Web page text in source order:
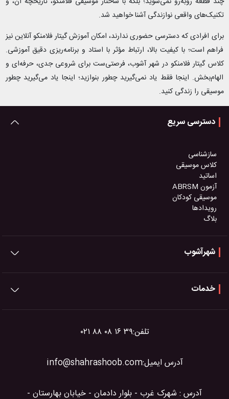
تکنیک‌های واقعی نوازندگی آشنا خواهید شد.
برای افرادی که دسترسی حضوری ندارند، امکان آموزش گیتار فلامنکو آنلاین نیز
فراهم است؛ با کیفیت بالا، ارتباط مؤثر با استاد و برنامه‌ریزی دقیق آموزشی.
کلاس گیتار فلامنکو در شهر آشوب، فرصتی‌ست برای شروعی جدی، حرفه‌ای و
الهام‌بخش. اینجا فقط یاد نمی‌گیرید چطور بنوازید؛ اینجا یاد می‌گیرید چطور
موسیقی را زندگی کنید.
تلفن:۰۲۱ ۸۸ ۰۸ ۱۶ ۳۹
آدرس ایمیل:info@shahrashoob.com
آدرس : شهرک غرب - بلوار دادمان - خیابان بهارستان -
دسترسی سریع
سازشناسی
کلاس موسیقی
اساتید
آزمون ABRSM
موسیقی کودکان
رویدادها
بلاگ
شهرآشوب
خدمات